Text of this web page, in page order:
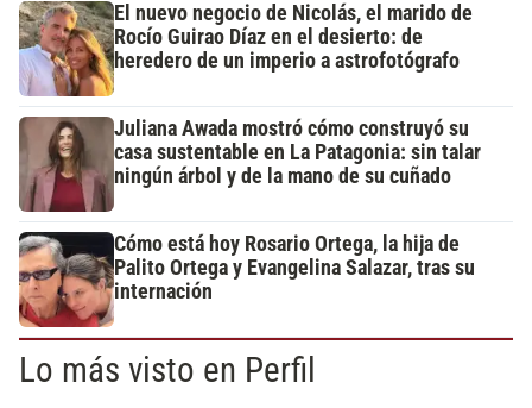
El nuevo negocio de Nicolás, el marido de
Rocío Guirao Díaz en el desierto: de
heredero de un imperio a astrofotógrafo
Juliana Awada mostró cómo construyó su
casa sustentable en La Patagonia: sin talar
ningún árbol y de la mano de su cuñado
Cómo está hoy Rosario Ortega, la hija de
Palito Ortega y Evangelina Salazar, tras su
internación
Lo más visto en Perfil